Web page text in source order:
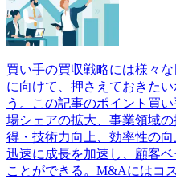
買い手の買収戦略には様々
に向けて、押さえておきた
う。この記事のポイント買
場シェアの拡大、事業領域
得・技術力向上、効率性の
迅速に成長を加速し、顧客
ことができる。M&Aにはコ